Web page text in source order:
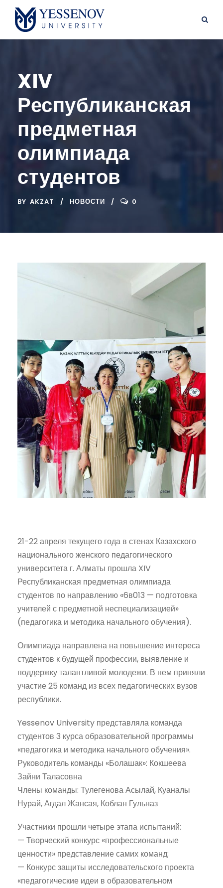
XIV
Республиканская
предметная
олимпиада
студентов
BY AKZAT НОВОСТИ 0
21-22 апреля текущего года в стенах Казахского
национального женского педагогического
университета г. Алматы прошла XIV
Республиканская предметная олимпиада
студентов по направлению «6в013 — подготовка
учителей с предметной неспециализацией»
(педагогика и методика начального обучения).
Олимпиада направлена на повышение интереса
студентов к будущей профессии, выявление и
поддержку талантливой молодежи. В нем приняли
участие 25 команд из всех педагогических вузов
республики.
Yessenov University представляла команда
студентов 3 курса образовательной программы
«педагогика и методика начального обучения».
Руководитель команды «Болашак»: Кокшеева
Зайни Таласовна
Члены команды: Тулегенова Асылай, Куаналы
Нурай, Агдал Жансая, Коблан Гульназ
Участники прошли четыре этапа испытаний:
— Творческий конкурс «профессиональные
ценности» представление самих команд;
— Конкурс защиты исследовательского проекта
«педагогические идеи в образовательном